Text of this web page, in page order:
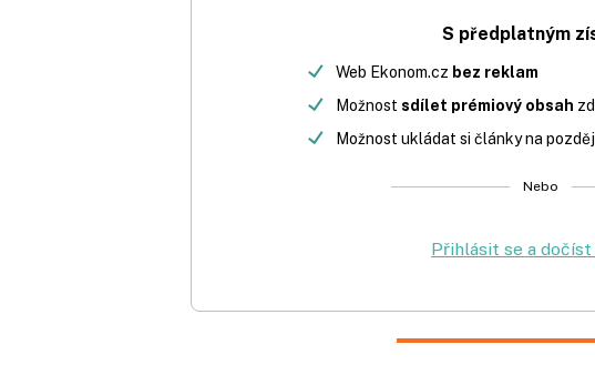
S předplatným
Web Ekonom.cz bez reklam
Možnost sdílet prémiový obsah
Možnost ukládat si články na
Nebo
Přihlásit se a